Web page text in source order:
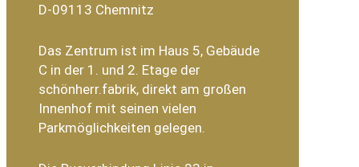
D-09113 Chemnitz
Das Zentrum ist im Haus 5, Gebäude
C in der 1. und 2. Etage der
schönherr.fabrik, direkt am großen
Innenhof mit seinen vielen
Parkmöglichkeiten gelegen.